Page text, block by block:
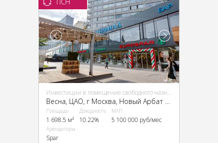
Инвестиции в помещение свободного назначения (ПСН)
Весна, ЦАО, г Москва, Новый Арбат ул., 19
Площадь
1 698.5 м²
Доходность
10.22%
МАП
5 100 000 руб/мес
Арендаторы
Spar